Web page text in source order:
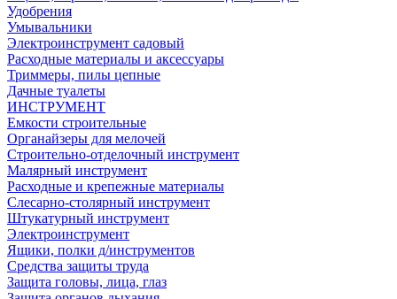
Удобрения
Умывальники
Электроинструмент садовый
Расходные материалы и аксессуары
Триммеры, пилы цепные
Дачные туалеты
ИНСТРУМЕНТ
Емкости строительные
Органайзеры для мелочей
Строительно-отделочный инструмент
Малярный инструмент
Расходные и крепежные материалы
Слесарно-столярный инструмент
Штукатурный инструмент
Электроинструмент
Ящики, полки д/инструментов
Средства защиты труда
Защита головы, лица, глаз